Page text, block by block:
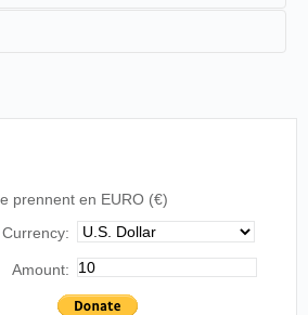
Herman Casler est né
de son enfance et de ses premières
born March 12, 1867, at
son of David E. and
received a common school
on business as a
prennent en EURO (€)
Currency:
Amount: